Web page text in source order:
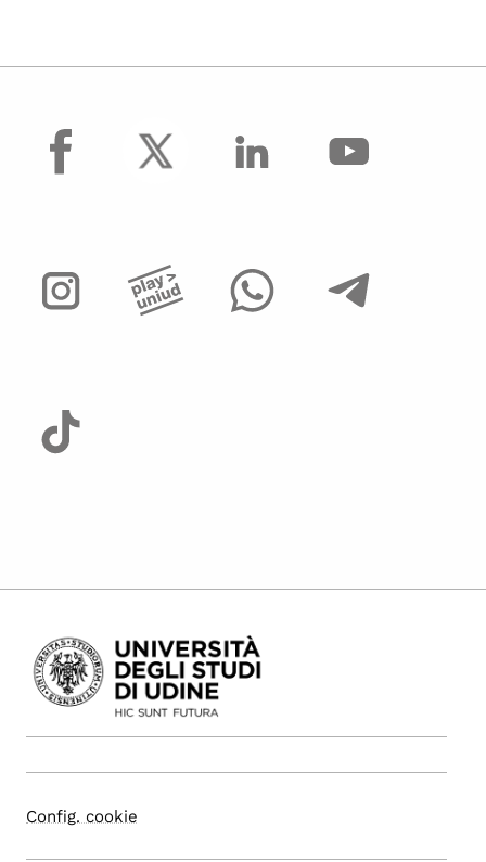
facebook
Config. cookie